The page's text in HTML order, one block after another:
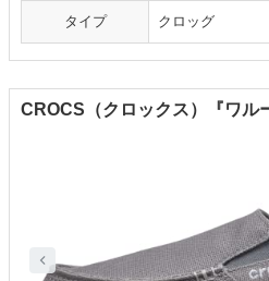
タイプ クロッグ
CROCS（クロックス）『ワル